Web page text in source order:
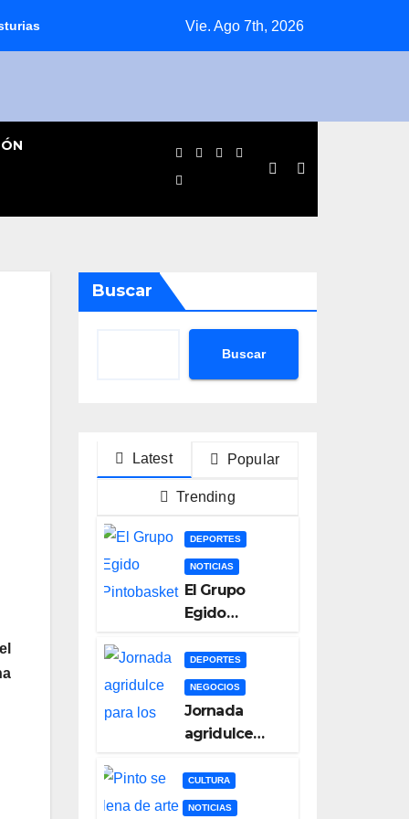
Jornada agridulce para los equipos pinteños en
Vie. Ago 7th, 2026
Buscar
Buscar
Latest Popular
Trending
DEPORTES
NOTICIAS
El Grupo
Egido
se juega la
permanencia
este sábado
en el
Asturias
DEPORTES
NEGOCIOS
Jornada
agridulce
equipos
pinteños en
CULTURA
NOTICIAS